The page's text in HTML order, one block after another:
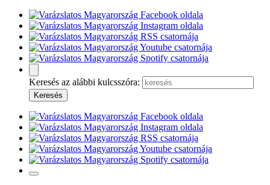
Keresés az alábbi kulcsszóra: